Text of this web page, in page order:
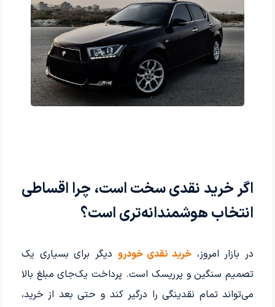
اگر خرید نقدی سخت است، چرا اقساطی
انتخاب هوشمندانه‌تری است؟
در بازار امروز، خرید نقدی خودرو دیگر برای بسیاری یک
تصمیم سنگین و پرریسک است. پرداخت یک‌جای مبلغ بالا
می‌تواند تمام نقدینگی را درگیر کند و حتی بعد از خرید،